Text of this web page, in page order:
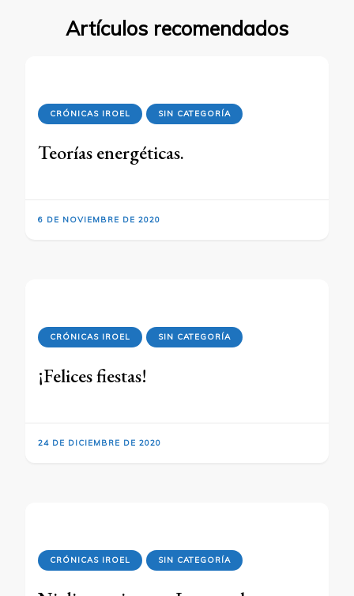
Artículos recomendados
CRÓNICAS IROEL SIN CATEGORÍA
Teorías energéticas.
6 DE NOVIEMBRE DE 2020
CRÓNICAS IROEL SIN CATEGORÍA
¡Felices fiestas!
24 DE DICIEMBRE DE 2020
CRÓNICAS IROEL SIN CATEGORÍA